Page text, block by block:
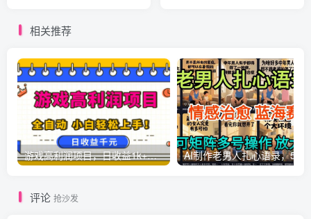
相关推荐
游戏高利润项目，日收益1k+，全自动，无需值守，解放双手，小白轻松上手【揭秘】
评论 抢沙发